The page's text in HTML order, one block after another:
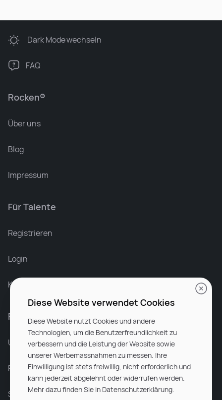
Rocken®
Über uns
Blog
Impressum
Für Talente
Registrieren
Login
Karriere bei Rocken
Für Unternehmen
Unsere Dienstleistungen
Partnerunternehmen
Sitemap
Dark Modewechseln
FAQ
Diese Website verwendet Cookies
Diese Website nutzt Cookies und andere
Technologien, um die Benutzerfreundlichkeit zu
verbessern und die Leistung der Website sowie
unserer Werbemassnahmen zu messen. Ihre
Einwilligung ist stets freiwillig, nicht erforderlich und
kann jederzeit abgelehnt oder widerrufen werden.
Mehr dazu finden Sie in Datenschutzerklärung.